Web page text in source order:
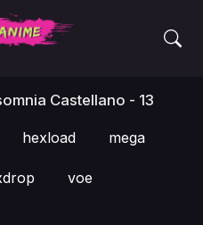
Castellano - 13
hexload mega
voe